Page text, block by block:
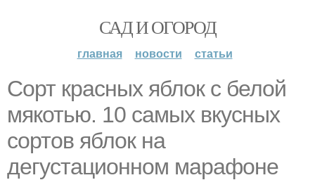
САД И ОГОРОД
главная новости статьи
Сорт красных яблок с белой
мякотью. 10 самых вкусных
сортов яблок на
дегустационном марафоне